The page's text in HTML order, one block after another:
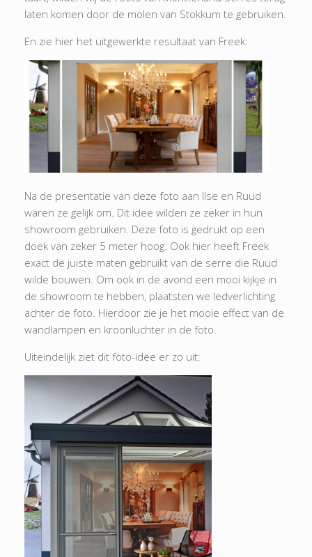
laten komen door de molen van Stokkum te gebruiken.
En zie hier het uitgewerkte resultaat van Freek:
Na de presentatie van deze foto aan Ilse en Ruud
waren ze gelijk om. Dit idee wilden ze zeker in hun
showroom gebruiken. Deze foto is gedrukt op een
doek van zeker 5 meter hoog. Ook hier heeft Freek
exact de juiste maten gebruikt van de serre die Ruud
wilde bouwen. Om ook in de avond een mooi kijkje in
de showroom te hebben, plaatsten we ledverlichting
achter de foto. Hierdoor zie je het mooie effect van de
wandlampen en kroonluchter in de foto.
Uiteindelijk ziet dit foto-idee er zo uit: